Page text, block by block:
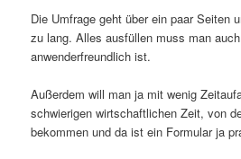
Die Umfrage geht über ein paar Seiten
zu lang. Alles ausfüllen muss man
anwenderfreundlich ist.
Außerdem will man ja mit wenig
schwierigen wirtschaftlichen Zeit, von
bekommen und da ist ein Formular ja